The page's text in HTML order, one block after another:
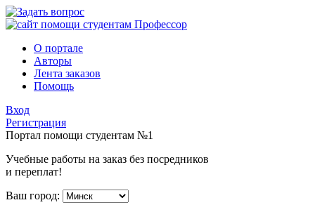
О портале
Авторы
Лента заказов
Помощь
Вход
Регистрация
Портал помощи студентам №1
Учебные работы на заказ без посредников
и переплат!
Ваш город: